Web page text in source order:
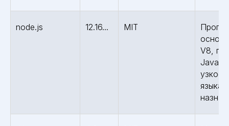
node.js 12.16... MIT
V8,
языка